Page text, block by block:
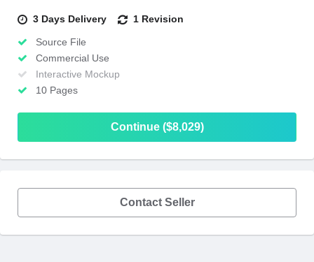
3 Days Delivery 1 Revision
Source File
Commercial Use
Interactive Mockup
10 Pages
Continue ($8,029)
Contact Seller